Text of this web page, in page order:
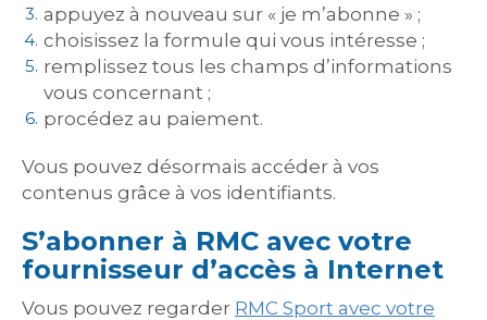
appuyez à nouveau sur « je m’abonne » ;
choisissez la formule qui vous intéresse ;
remplissez tous les champs d’informations
vous concernant ;
procédez au paiement.
Vous pouvez désormais accéder à vos
contenus grâce à vos identifiants.
S’abonner à RMC avec votre
fournisseur d’accès à Internet
Vous pouvez regarder RMC Sport avec votre